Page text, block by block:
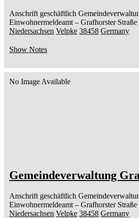
Anschrift geschäftlich
Einwohnermeldeamt – Grafhorster Straße
Niedersachsen Velpke 38458 Germany
Show Notes
No Image Available
Gemeindeverwaltung
Anschrift geschäftlich
Einwohnermeldeamt – Grafhorster Straße
Niedersachsen Velpke 38458 Germany